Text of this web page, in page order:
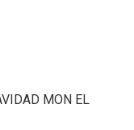
MON EL